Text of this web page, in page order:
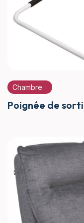
Chambre
Poignée de